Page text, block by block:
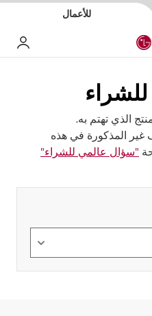
للأعمال
الذي تهتم به.
غير المذكورة في هذه
"سؤال عالمي للشراء"